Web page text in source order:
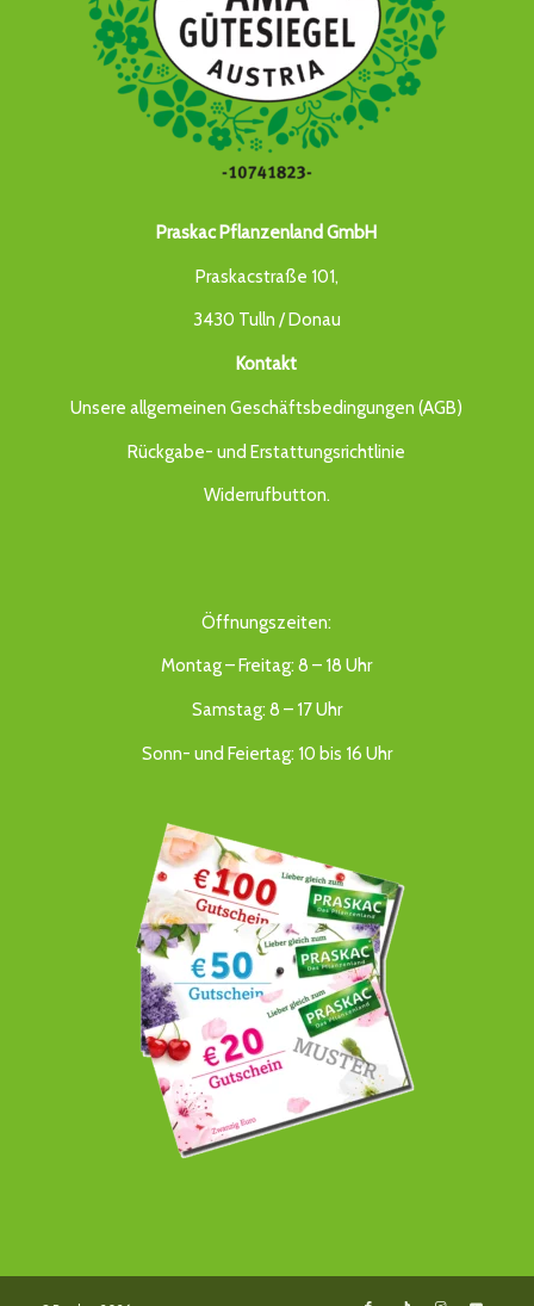
Praskac Pflanzenland GmbH
Praskacstraße 101,
3430 Tulln / Donau
Kontakt
Unsere allgemeinen Geschäftsbedingungen (AGB)
Rückgabe- und Erstattungsrichtlinie
Widerrufbutton.
Öffnungszeiten:
Montag – Freitag: 8 – 18 Uhr
Samstag: 8 – 17 Uhr
Sonn- und Feiertag: 10 bis 16 Uhr